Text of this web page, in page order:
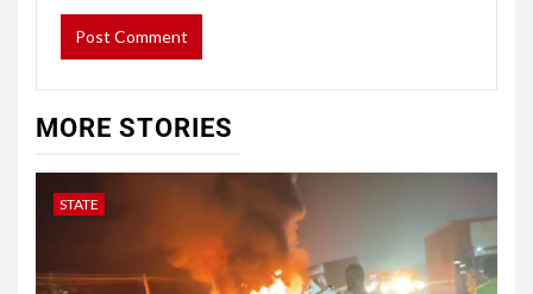
MORE STORIES
STATE